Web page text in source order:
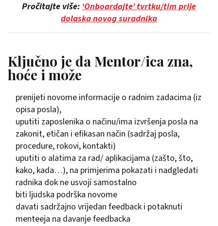
Pročitajte više:‘Onboardajte’ tvrtku/tim prije
dolaska novog suradnika
Ključno je da Mentor/ica zna,
hoće i može
prenijeti novome informacije o radnim zadacima (iz
opisa posla),
uputiti zaposlenika o načinu/ima izvršenja posla na
zakonit, etičan i efikasan način (sadržaj posla,
procedure, rokovi, kontakti)
uputiti o alatima za rad/ aplikacijama (zašto, što,
kako, kada…), na primjerima pokazati i nadgledati
radnika dok ne usvoji samostalno
biti ljudska podrška novome
davati sadržajno vrijedan feedback i potaknuti
menteeja na davanje feedbacka